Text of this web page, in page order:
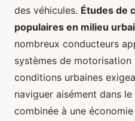
des véhicules. Études de
populaires en milieu
nombreux conducteurs
systèmes de motorisation
conditions urbaines
naviguer aisément dans
combinée à une